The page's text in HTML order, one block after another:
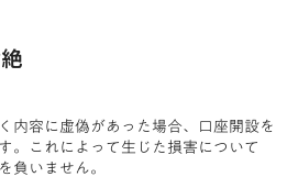
内容に虚偽があった場合、口座開設を
。これによって生じた損害について
負いません。